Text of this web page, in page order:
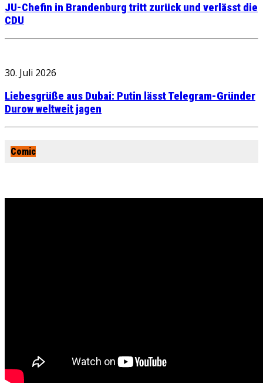
JU-Chefin in Brandenburg tritt zurück und verlässt die
CDU
30. Juli 2026
Liebesgrüße aus Dubai: Putin lässt Telegram-Gründer
Durow weltweit jagen
Comic